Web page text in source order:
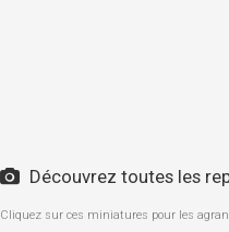
Découvrez toutes les
Cliquez sur ces miniatures pour les